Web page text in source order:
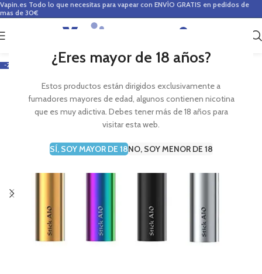
¿Eres mayor de 18 años?
Estos productos están dirigidos exclusivamente a
fumadores mayores de edad, algunos contienen nicotina
que es muy adictiva. Debes tener más de 18 años para
visitar esta web.
SÍ, SOY MAYOR DE 18NO, SOY MENOR DE 18
Vapin.es Todo lo que necesitas para vapear con ENVÍO GRATIS en pedidos de
mas de 30€
0
-20%